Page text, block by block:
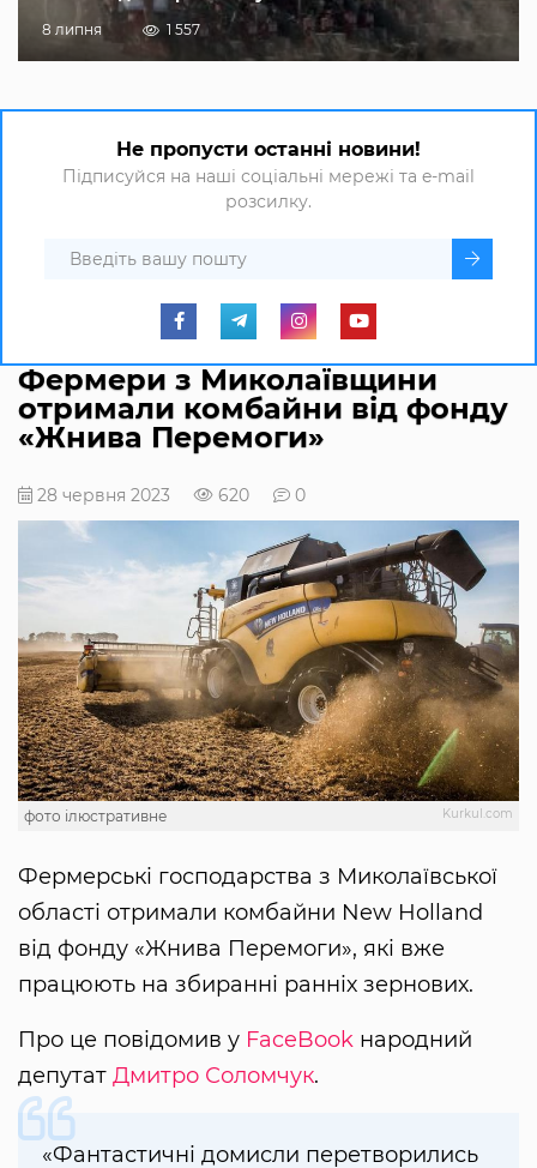
8 липня 1 557
Не пропусти останні новини!
Підписуйся на наші соціальні мережі та e-mail
розсилку.
Фермери з Миколаївщини
отримали комбайни від фонду
«Жнива Перемоги»
28 червня 2023 620 0
Kurkul.com
фото ілюстративне
Фермерські господарства з Миколаївської
області отримали комбайни New Holland
від фонду «Жнива Перемоги», які вже
працюють на збиранні ранніх зернових.
Про це повідомив у FaceBook народний
депутат Дмитро Соломчук.
«Фантастичні домисли перетворились